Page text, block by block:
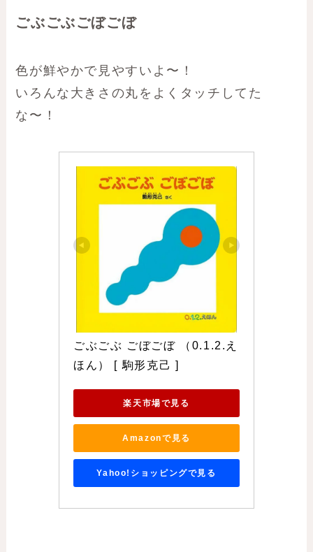
ごぶごぶごぼごぼ
色が鮮やかで見やすいよ〜！
いろんな大きさの丸をよくタッチしてた
な〜！
ごぶごぶ ごぼごぼ （0.1.2.え
ほん） [ 駒形克己 ]
楽天市場で見る
Amazonで見る
Yahoo!ショッピングで見る